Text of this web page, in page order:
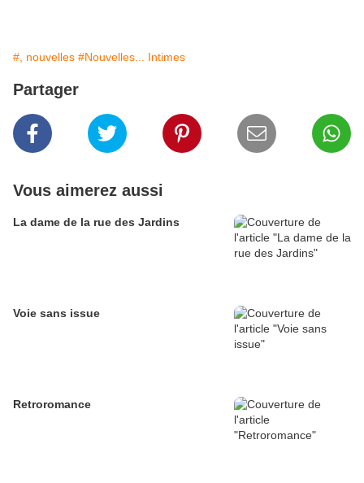
#, nouvelles #Nouvelles... Intimes
Partager
Vous aimerez aussi
La dame de la rue des Jardins
Voie sans issue
Retroromance